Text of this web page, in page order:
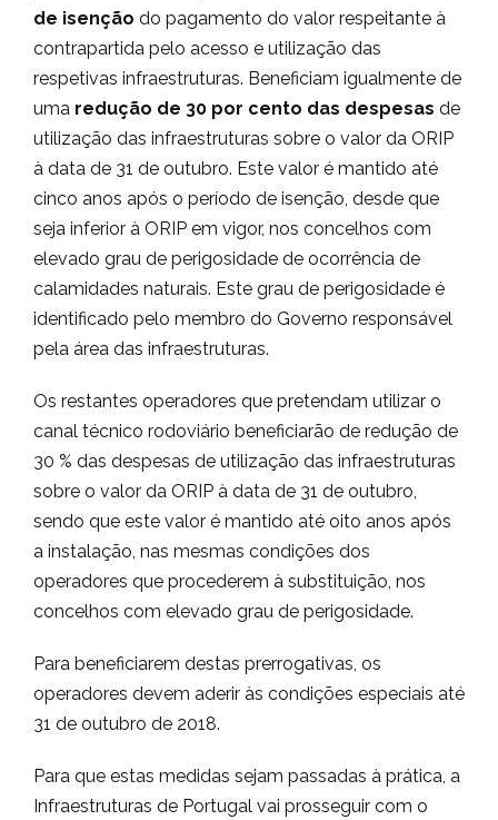
de isenção do pagamento do valor respeitante à
contrapartida pelo acesso e utilização das
respetivas infraestruturas. Beneficiam igualmente de
uma redução de 30 por cento das despesas de
utilização das infraestruturas sobre o valor da ORIP
à data de 31 de outubro. Este valor é mantido até
cinco anos após o período de isenção, desde que
seja inferior à ORIP em vigor, nos concelhos com
elevado grau de perigosidade de ocorrência de
calamidades naturais. Este grau de perigosidade é
identificado pelo membro do Governo responsável
pela área das infraestruturas.
Os restantes operadores que pretendam utilizar o
canal técnico rodoviário beneficiarão de redução de
30 % das despesas de utilização das infraestruturas
sobre o valor da ORIP à data de 31 de outubro,
sendo que este valor é mantido até oito anos após
a instalação, nas mesmas condições dos
operadores que procederem à substituição, nos
concelhos com elevado grau de perigosidade.
Para beneficiarem destas prerrogativas, os
operadores devem aderir às condições especiais até
31 de outubro de 2018.
Para que estas medidas sejam passadas à prática, a
Infraestruturas de Portugal vai prosseguir com o